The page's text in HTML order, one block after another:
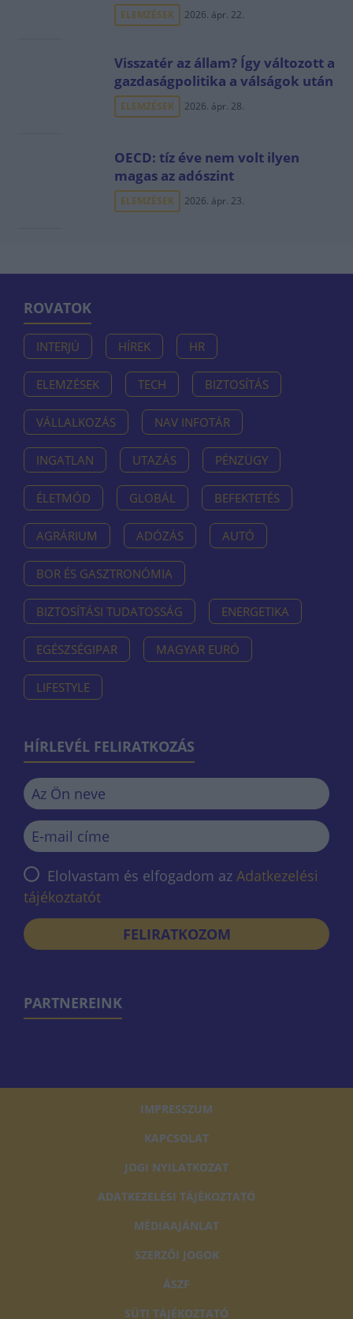
ELEMZÉSEK 2026. ápr. 22.
Visszatér az állam? Így változott a
gazdaságpolitika a válságok után
ELEMZÉSEK 2026. ápr. 28.
OECD: tíz éve nem volt ilyen
magas az adószint
ELEMZÉSEK 2026. ápr. 23.
ROVATOK
INTERJÚ HÍREK HR
ELEMZÉSEK TECH BIZTOSÍTÁS
VÁLLALKOZÁS NAV INFOTÁR
INGATLAN UTAZÁS PÉNZÜGY
ÉLETMÓD GLOBÁL BEFEKTETÉS
AGRÁRIUM ADÓZÁS AUTÓ
BOR ÉS GASZTRONÓMIA
BIZTOSÍTÁSI TUDATOSSÁG ENERGETIKA
EGÉSZSÉGIPAR MAGYAR EURÓ
LIFESTYLE
HÍRLEVÉL FELIRATKOZÁS
Elolvastam és elfogadom az Adatkezelési
tájékoztatót
FELIRATKOZOM
PARTNEREINK
IMPRESSZUM
KAPCSOLAT
JOGI NYILATKOZAT
ADATKEZELÉSI TÁJÉKOZTATÓ
MÉDIAAJÁNLAT
SZERZŐI JOGOK
ÁSZF
SÜTI TÁJÉKOZTATÓ